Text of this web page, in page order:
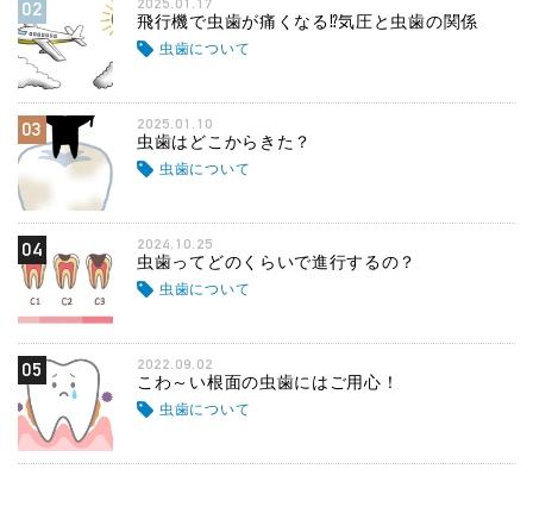
02 2025.01.17
飛行機で虫歯が痛くなる⁉気圧と虫歯の関係
虫歯について
03 2025.01.10
虫歯はどこからきた？
虫歯について
04 2024.10.25
虫歯ってどのくらいで進行するの？
虫歯について
05 2022.09.02
こわ～い根面の虫歯にはご用心！
虫歯について